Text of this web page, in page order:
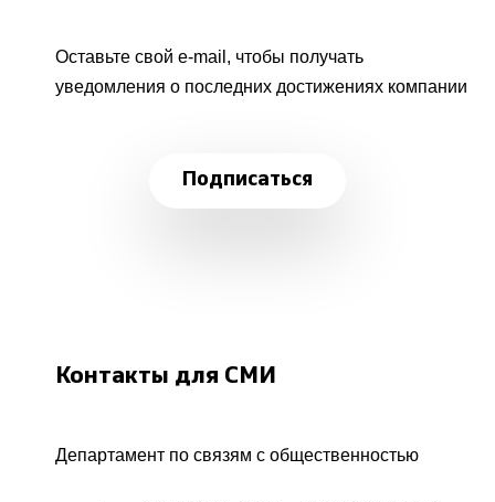
Оставьте свой e-mail, чтобы получать
уведомления о последних достижениях компании
Подписаться
Контакты для СМИ
Департамент по связям с общественностью